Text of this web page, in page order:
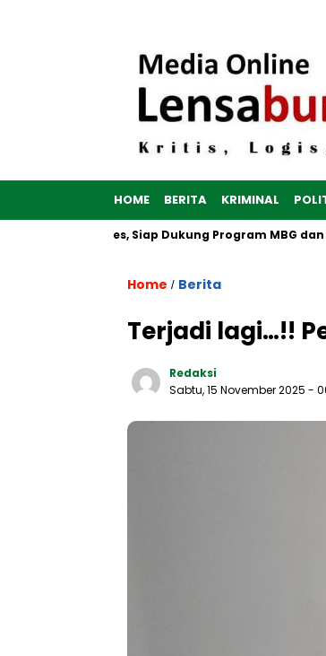
HOME BERITA KRIMINAL
di Brebes, Siap Dukung Program MBG dan UMKM no
Home / Berita
Terjadi lagi…!!
Redaksi
Sabtu, 15 November 2025 -